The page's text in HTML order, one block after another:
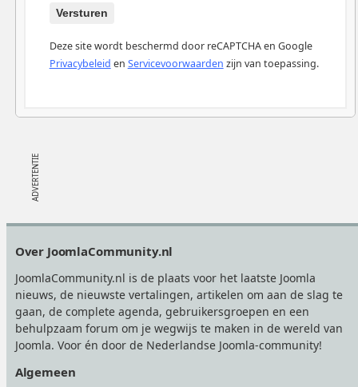
Versturen
Deze site wordt beschermd door reCAPTCHA en Google
Privacybeleid en Servicevoorwaarden zijn van toepassing.
Over JoomlaCommunity.nl
JoomlaCommunity.nl is de plaats voor het laatste Joomla
nieuws, de nieuwste vertalingen, artikelen om aan de slag te
gaan, de complete agenda, gebruikersgroepen en een
behulpzaam forum om je wegwijs te maken in de wereld van
Joomla. Voor én door de Nederlandse Joomla-community!
Algemeen